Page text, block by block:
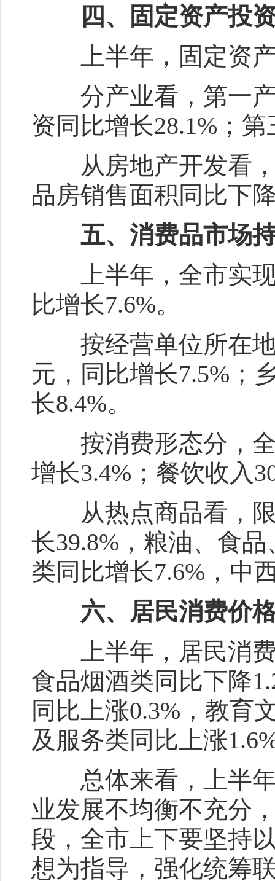
四、固定资产投资
上半年，固定资产
分产业看，第一产
资同比增长28.1%；
从房地产开发看，
品房销售面积同比下
五、消费品市场持
上半年，全市实现
比增长7.6%。
按经营单位所在地
元，同比增长7.5%；
长8.4%。
按消费形态分，全
增长3.4%；餐饮收入
从热点商品看，限
长39.8%，粮油、食
类同比增长7.6%，中
六、居民消费价格
上半年，居民消费
食品烟酒类同比下降
同比上涨0.3%，教育
及服务类同比上涨
总体来看，上半年
业发展不均衡不充分
段，全市上下要坚持
想为指导，强化统筹